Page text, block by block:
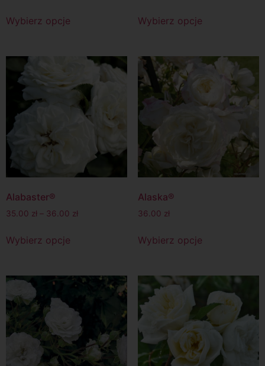
Wybierz opcje Wybierz opcje
Alabaster®
35.00 zł – 36.00 zł
Wybierz opcje
Alaska®
36.00 zł
Wybierz opcje